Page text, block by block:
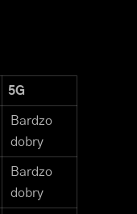
5G
Bardzo
dobry
Bardzo
dobry